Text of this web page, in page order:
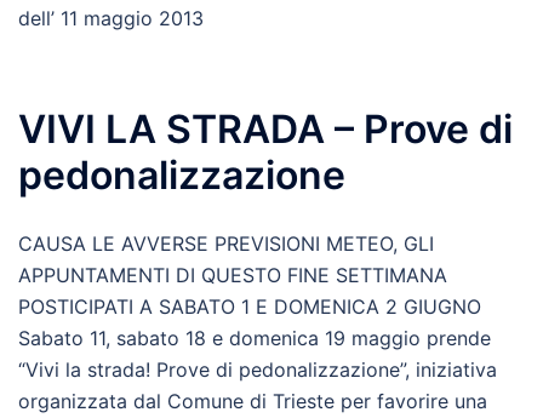
dell’ 11 maggio 2013
VIVI LA STRADA – Prove di
pedonalizzazione
CAUSA LE AVVERSE PREVISIONI METEO, GLI
APPUNTAMENTI DI QUESTO FINE SETTIMANA
POSTICIPATI A SABATO 1 E DOMENICA 2 GIUGNO
Sabato 11, sabato 18 e domenica 19 maggio prende
“Vivi la strada! Prove di pedonalizzazione”, iniziativa
organizzata dal Comune di Trieste per favorire una